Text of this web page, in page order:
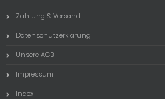
Zahlung & Versand
Datenschutzerklärung
Unsere AGB
Impressum
Index